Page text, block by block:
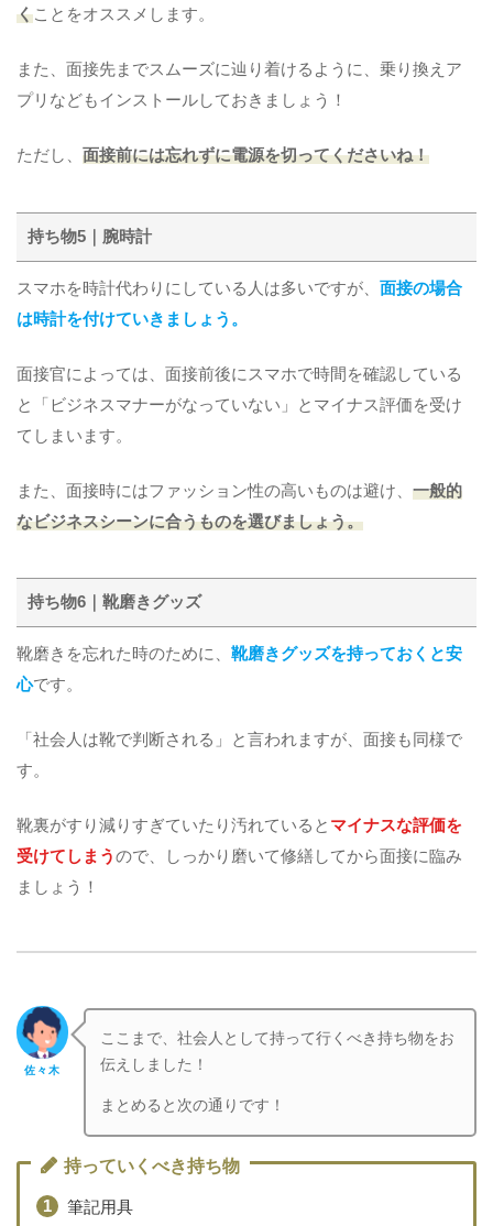
くことをオススメします。
また、面接先までスムーズに辿り着けるように、乗り換えア
プリなどもインストールしておきましょう！
ただし、 面接前には忘れずに電源を切ってくださいね！
持ち物5｜腕時計
スマホを時計代わりにしている人は多いですが、 面接の場合
は時計を付けていきましょう。
面接官によっては、面接前後にスマホで時間を確認している
と「ビジネスマナーがなっていない」とマイナス評価を受け
てしまいます。
また、面接時にはファッション性の高いものは避け、 一般的
なビジネスシーンに合うものを選びましょう。
持ち物6｜靴磨きグッズ
靴磨きを忘れた時のために、 靴磨きグッズを持っておくと安
心です。
「社会人は靴で判断される」と言われますが、面接も同様で
す。
靴裏がすり減りすぎていたり汚れていると マイナスな評価を
受けてしまうので、しっかり磨いて修繕してから面接に臨み
ましょう！
佐々木
ここまで、社会人として持って行くべき持ち物をお
伝えしました！
まとめると次の通りです！
持っていくべき持ち物
筆記用具